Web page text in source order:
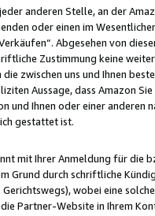
anderen Stelle, an der
oder einen im
Abgesehen von
Zustimmung keine
zwischen uns und Ihnen
Aussage, dass Amazon
und Ihnen oder einer
gestattet ist.
mit Ihrer Anmeldung für die
Grund durch schriftliche
wobei eine
Partner-Website in Ihrem